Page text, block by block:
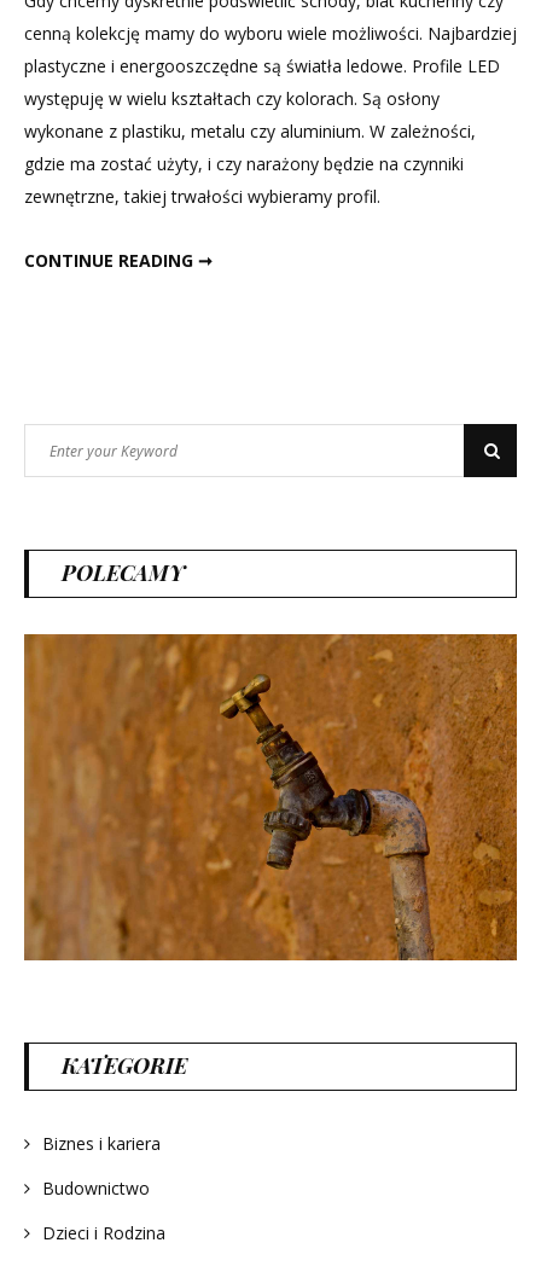
cenną kolekcję mamy do wyboru wiele możliwości. Najbardziej
plastyczne i energooszczędne są światła ledowe. Profile LED
występuję w wielu kształtach czy kolorach. Są osłony
wykonane z plastiku, metalu czy aluminium. W zależności,
gdzie ma zostać użyty, i czy narażony będzie na czynniki
zewnętrzne, takiej trwałości wybieramy profil.
CONTINUE READING ➞
for:
Search
POLECAMY
KATEGORIE
Biznes i kariera
Budownictwo
Dzieci i Rodzina